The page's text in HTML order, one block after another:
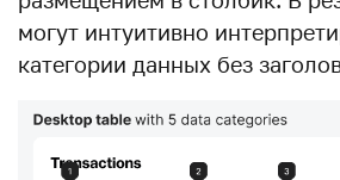
могут интуитивно
категории данных без